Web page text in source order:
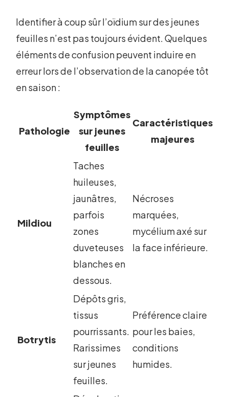
Identifier à coup sûr l’oïdium sur des jeunes
feuilles n’est pas toujours évident. Quelques
éléments de confusion peuvent induire en
erreur lors de l’observation de la canopée tôt
en saison :
Pathologie
Symptômes
sur jeunes
feuilles
Caractéristiques
majeures
Mildiou
Taches
huileuses,
jaunâtres,
parfois
zones
duveteuses
blanches en
dessous.
Nécroses
marquées,
mycélium axé sur
la face inférieure.
Botrytis
Dépôts gris,
tissus
pourrissants.
Rarissimes
sur jeunes
feuilles.
Préférence claire
pour les baies,
conditions
humides.